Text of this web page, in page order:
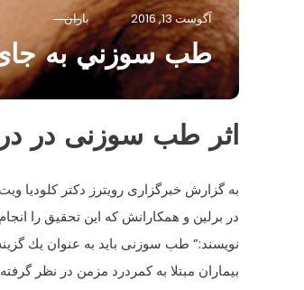
آگوست 13, 2016 باران
طب سوزني به جای
اثر طب سوزنی در
به گزارش خبرگزاری رویترز دكتر كلودیا
در برلین و همكارانش كه این تحقیق را
نویسند:” طب سوزنی باید به عنوان یك
بیماران مبتلا به كمردرد مزمن در نظر